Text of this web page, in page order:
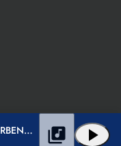
ANNA NAKLAB FEAT. ALLE FARBEN& YOUNOTUS play_arrow
library_music